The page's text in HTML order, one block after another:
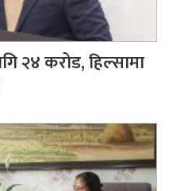
२४ करोड, हिल्सामा